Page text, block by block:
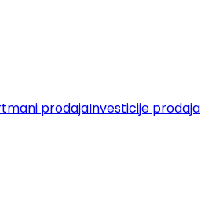
prodajaInvesticije prodaja